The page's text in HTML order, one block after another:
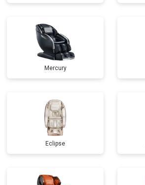
Mercury
Eclipse